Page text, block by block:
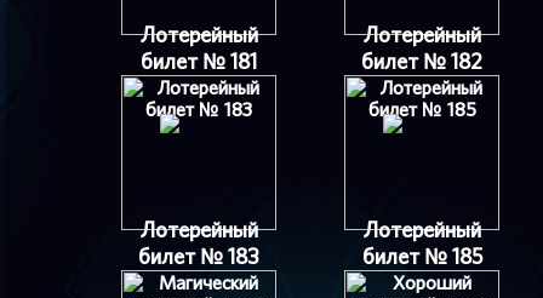
Лотерейный
билет № 181
Лотерейный
билет № 182
Лотерейный
билет № 183
Лотерейный
билет № 185